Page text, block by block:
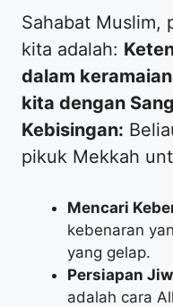
​Sahabat Muslim,
kita adalah:
dalam
kita dengan
Kebisingan:
pikuk Mekkah
Mencari
kebenaran
yang gelap.
Persiapan
adalah cara